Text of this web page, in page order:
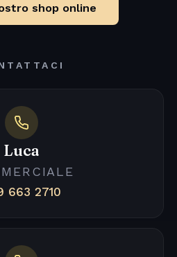
shop online
Luca
663 2710